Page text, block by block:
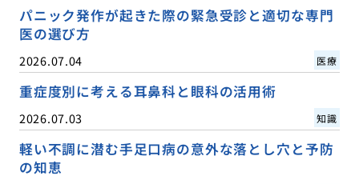
パニック発作が起きた際の緊急受診と適切な専門
医の選び方
2026.07.04 医療
重症度別に考える耳鼻科と眼科の活用術
2026.07.03 知識
軽い不調に潜む手足口病の意外な落とし穴と予防
の知恵